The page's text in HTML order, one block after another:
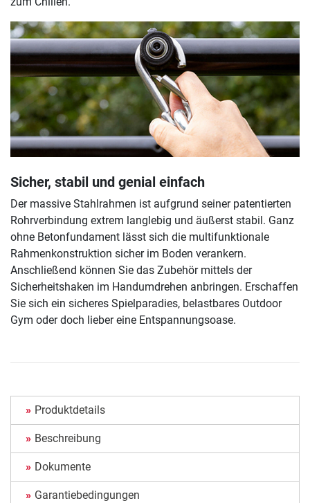
Sicher, stabil und genial einfach
Der massive Stahlrahmen ist aufgrund seiner patentierten
Rohrverbindung extrem langlebig und äußerst stabil. Ganz
ohne Betonfundament lässt sich die multifunktionale
Rahmenkonstruktion sicher im Boden verankern.
Anschließend können Sie das Zubehör mittels der
Sicherheitshaken im Handumdrehen anbringen. Erschaffen
Sie sich ein sicheres Spielparadies, belastbares Outdoor
Gym oder doch lieber eine Entspannungsoase.
Produktdetails
Beschreibung
Dokumente
Garantiebedingungen